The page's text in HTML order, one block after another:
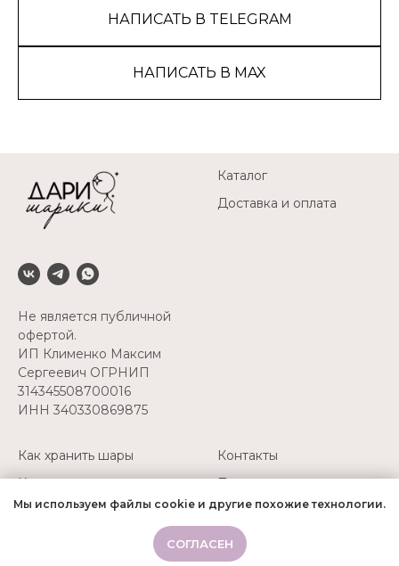
Мы используем файлы cookie и другие похожие технологии.
СОГЛАСЕН
НАПИСАТЬ В TELEGRAM
НАПИСАТЬ В MAX
Не является публичной
офертой.
ИП Клименко Максим
Сергеевич ОГРНИП
314345508700016
ИНН 340330869875
Каталог
Доставка и оплата
Как хранить шары
Как перевозить шары
Надуть свои шары
Контакты
Политика
конфиденциальности
+7(927) 511-52-45